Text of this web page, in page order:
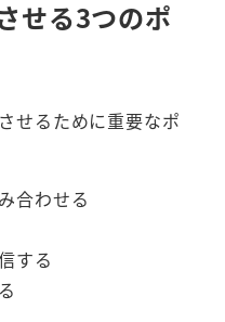
せる3つのポ
せるために重要なポ
合わせる
する